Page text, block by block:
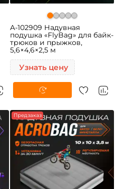
A-102909 Надувная
подушка «FlyBag» для байк-
трюков и прыжков,
5,6×4,6×2,5 м
Узнать цену
Предзаказ